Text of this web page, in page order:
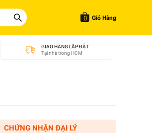
0 Giỏ Hàng
GIAO HÀNG LẮP ĐẶT
Tại nhà trong HCM
CHỨNG NHẬN ĐẠI LÝ